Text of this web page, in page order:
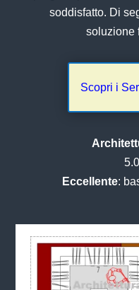
soddisfatto. Di
soluzione
Scopri i
Eccellente: